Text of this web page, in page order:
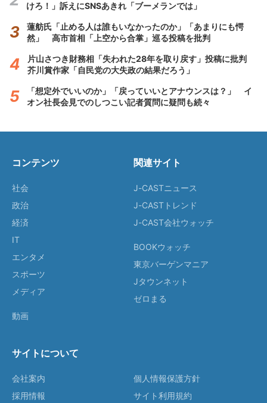
けろ！」訴えにSNSあきれ「ブーメランでは」
蓮舫氏「止める人は誰もいなかったのか」「あまりにも愕
然」 高市首相「上空から合掌」巡る投稿を批判
片山さつき財務相「失われた28年を取り戻す」投稿に批判
芥川賞作家「自民党の大失政の結果だろう」
「想定外でいいのか」「戻っていいとアナウンスは？」 イ
オン社長会見でのしつこい記者質問に疑問も続々
コンテンツ
社会
政治
経済
IT
エンタメ
スポーツ
メディア
動画
関連サイト
J-CASTニュース
J-CASTトレンド
J-CAST会社ウォッチ
BOOKウォッチ
東京バーゲンマニア
Jタウンネット
ゼロまる
サイトについて
会社案内
採用情報
個人情報保護方針
サイト利用規約